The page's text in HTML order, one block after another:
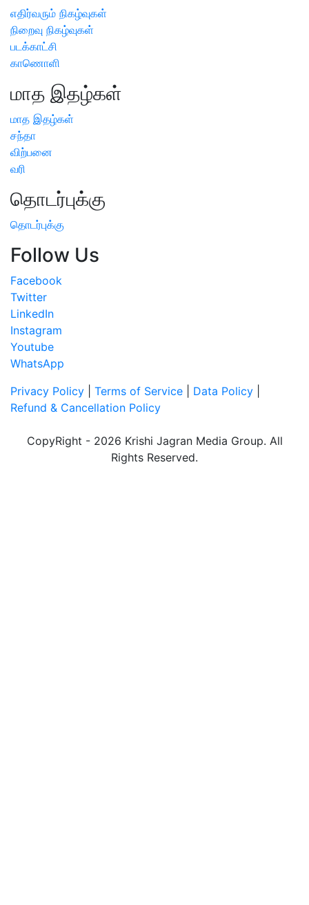
எதிர்வரும் நிகழ்வுகள்
நிறைவு நிகழ்வுகள்
படக்காட்சி
காணொளி
மாத இதழ்கள்
மாத இதழ்கள்
சந்தா
விற்பனை
வரி
தொடர்புக்கு
தொடர்புக்கு
Follow Us
Facebook
Twitter
LinkedIn
Instagram
Youtube
WhatsApp
Privacy Policy
Terms of Service Data Policy
Refund & Cancellation Policy
CopyRight - 2026 Krishi Jagran Media Group. All
Rights Reserved.